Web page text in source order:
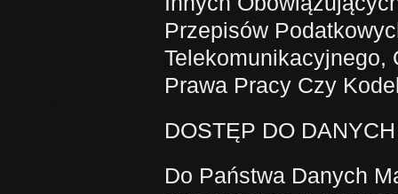
Przepisów
Telekomunikacyjnego,
Prawa Pracy Czy
DOSTĘP DO
Do Państwa Danych